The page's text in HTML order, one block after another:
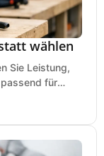
wählen
Sie Leistung,
für